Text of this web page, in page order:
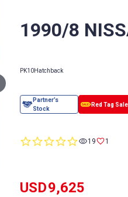
1990/8
PK10Hatchback
0.019 1
USD9,625